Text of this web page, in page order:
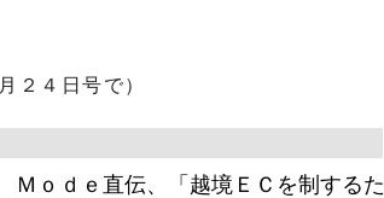
２４日号で）
ｏｄｅ直伝、「越境ＥＣを制するた